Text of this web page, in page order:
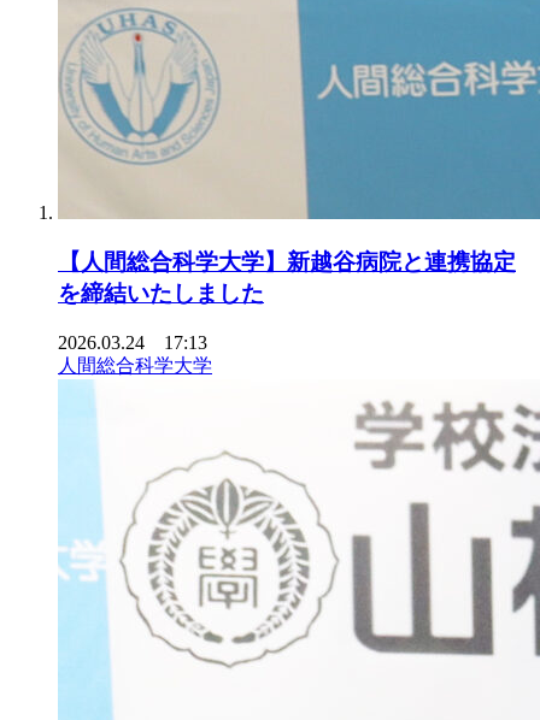
【人間総合科学大学】新越谷病院と連携協定
を締結いたしました
2026.03.24 17:13
人間総合科学大学